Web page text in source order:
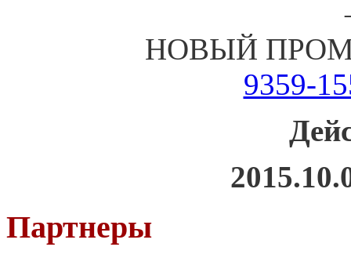
НОВЫЙ
9359-
Партнеры